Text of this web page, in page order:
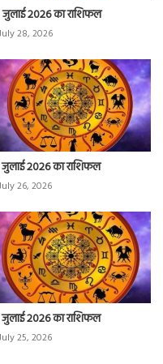
2026 का राशिफल
28, 2026
2026 का राशिफल
26, 2026
2026 का राशिफल
25, 2026